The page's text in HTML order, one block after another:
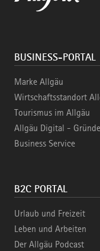
BUSINESS-PORTAL
Marke Allgäu
Wirtschaftsstandort
Tourismus im Allgäu
Allgäu Digital -
Business Service
B2C PORTAL
Urlaub und Freizeit
Leben und Arbeiten
Der Allgäu Podcast